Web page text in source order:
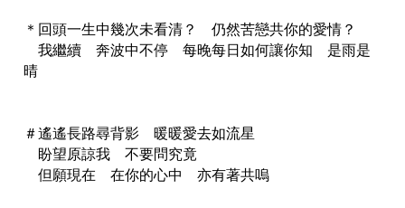
＊回頭一生中幾次未看清？ 仍然苦戀共你的愛情？
我繼續 奔波中不停 每晚每日如何讓你知 是雨是
晴
＃遙遙長路尋背影 暖暖愛去如流星
盼望原諒我 不要問究竟
但願現在 在你的心中 亦有著共嗚